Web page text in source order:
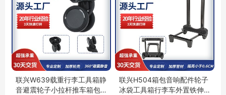
联兴W639载重行李工具箱静
音避震轮子小拉杆推车箱包
联兴H504箱包音响配件轮子
冰袋工具箱行李车外置铁伸